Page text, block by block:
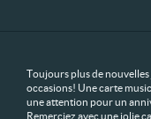
Toujours plus de
occasions! Une carte
une attention pour un
Remerciez avec une jolie